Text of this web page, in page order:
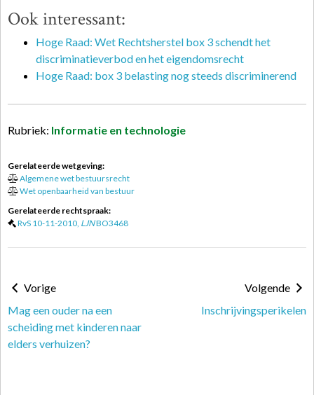
Ook interessant:
Hoge Raad: Wet Rechtsherstel box 3 schendt het
discriminatieverbod en het eigendomsrecht
Hoge Raad: box 3 belasting nog steeds discriminerend
Rubriek: Informatie en technologie
Gerelateerde wetgeving:
Algemene wet bestuursrecht
Wet openbaarheid van bestuur
Gerelateerde rechtspraak:
RvS 10-11-2010, LJNBO3468
Vorige
Mag een ouder na een
scheiding met kinderen naar
elders verhuizen?
Volgende
Inschrijvingsperikelen